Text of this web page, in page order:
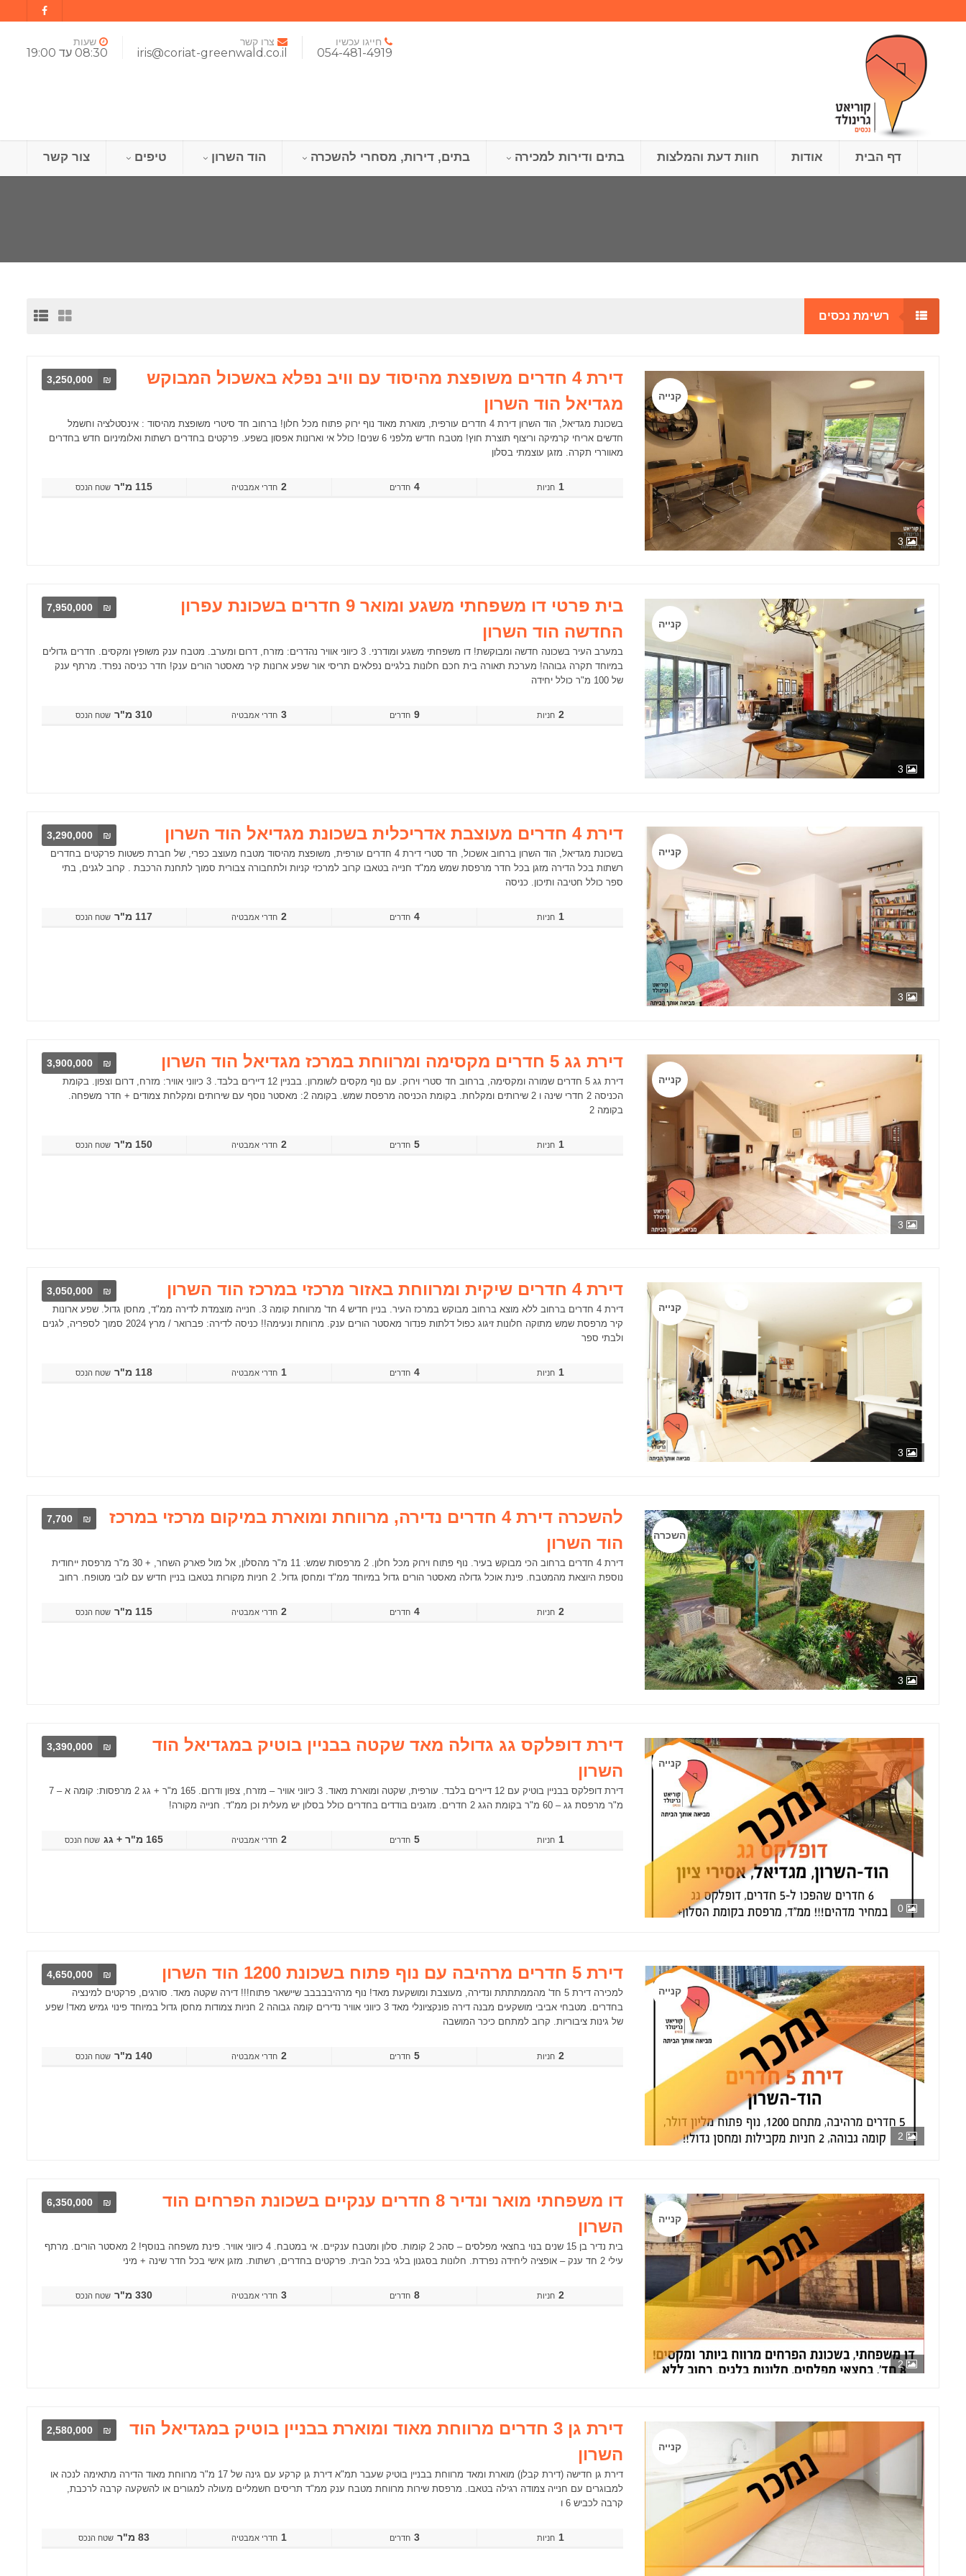
חייגו עכשיו
054-481-4919
צרו קשר
iris@coriat-greenwald.co.il
שעות
08:30 עד 19:00
צור קשר טיפים הוד השרון בתים, דירות, מסחרי להשכרה בתים ודירות למכירה חוות דעת והמלצות אודות דף הבית
רשימת נכסים
קנייה
₪
3,250,000
דירת 4 חדרים משופצת מהיסוד עם וויב נפלא באשכול המבוקש
מגדיאל הוד השרון
בשכונת מגדיאל, הוד השרון דירת 4 חדרים עורפית, מוארת מאוד נוף ירוק פתוח מכל חלון! ברחוב חד סיטרי משופצת מהיסוד : אינסטלציה וחשמל
חדשים אריחי קרמיקה וריצוף תוצרת חוץ! מטבח חדיש מלפני 6 שנים! כולל אי וארונות אפסון בשפע. פרקטים בחדרים רשתות ואלומיניום חדש בחדרים
מאווררי תקרה. מזגן עוצמתי בסלון
115 מ"ר שטח הנכס 2 4 חדרים 1 ‎חניות
קנייה
₪
7,950,000
בית פרטי דו משפחתי משגע ומואר 9 חדרים בשכונת עפרון
החדשה הוד השרון
במערב העיר בשכונה חדשה ומבוקשת! דו משפחתי משגע ומודרני. 3 כיווני אוויר נהדרים: מזרח, דרום ומערב. מטבח ענק משופץ ומקסים. חדרים גדולים
במיוחד תקרה גבוהה! מערכת תאורה בית חכם חלונות בלגיים נפלאים תריסי אור שפע ארונות קיר מאסטר הורים ענק! חדר כניסה נפרד. מרתף ענק
של 100 מ"ר כולל יחידה
310 מ"ר שטח הנכס 3 9 חדרים 2 ‎חניות
קנייה
₪
3,290,000 דירת 4 חדרים מעוצבת אדריכלית בשכונת מגדיאל הוד השרון
בשכונת מגדיאל, הוד השרון ברחוב אשכול, חד סטרי דירת 4 חדרים עורפית, משופצת מהיסוד מטבח מעוצב כפרי, של חברת פשטות פרקטים בחדרים
רשתות בכל הדירה מזגן בכל חדר מרפסת שמש ממ"ד חנייה בטאבו קרוב למרכזי קניות ולתחבורה צבורית סמוך לתחנת הרכבת . קרוב לגנים, בתי
ספר כולל חטיבה ותיכון. כניסה
117 מ"ר שטח הנכס 2 4 חדרים 1 ‎חניות
קנייה
₪
3,900,000 דירת גג 5 חדרים מקסימה ומרווחת במרכז מגדיאל הוד השרון
דירת גג 5 חדרים שמורה ומקסימה, ברחוב חד סטרי וירוק. עם נוף מקסים לשומרון. בבניין 12 דיירים בלבד. 3 כיווני אוויר: מזרח, דרום וצפון. בקומת
הכניסה 2 חדרי שינה ו 2 שירותים ומקלחת. בקומת הכניסה מרפסת שמש. בקומה 2: מאסטר נוסף עם שירותים ומקלחת צמודים + חדר משפחה.
בקומה 2
150 מ"ר שטח הנכס 2 5 חדרים 1 ‎חניות
קנייה
₪
3,050,000 דירת 4 חדרים שיקית ומרווחת באזור מרכזי במרכז הוד השרון
דירת 4 חדרים ברחוב ללא מוצא ברחוב מבוקש במרכז העיר. בניין חדיש 4 חד' מרווחת קומה 3. חנייה מוצמדת לדירה ממ"ד, מחסן גדול. שפע ארונות
קיר מרפסת שמש מתוקה חלונות זיגוג כפול דלתות פנדור מאסטר הורים ענק. מרווחת ונעימה!! כניסה לדירה: פברואר / מרץ 2024 סמוך לספריה, לגנים
ולבתי ספר
118 מ"ר שטח הנכס 1 4 חדרים 1 ‎חניות
השכרה
₪
7,700
להשכרה דירת 4 חדרים נדירה, מרווחת ומוארת במיקום מרכזי במרכז
הוד השרון
דירת 4 חדרים ברחוב הכי מבוקש בעיר. נוף פתוח וירוק מכל חלון. 2 מרפסות שמש: 11 מ"ר מהסלון, אל מול פארק השחר, + 30 מ"ר מרפסת ייחודית
נוספת היוצאת מהמטבח. פינת אוכל גדולה מאסטר הורים גדול במיוחד ממ"ד ומחסן גדול. 2 חניות מקורות בטאבו בניין חדיש עם לובי מטופח. רחוב
115 מ"ר שטח הנכס 2 4 חדרים 2 ‎חניות
קנייה
₪
3,390,000
דירת דופלקס גג גדולה מאד שקטה בבניין בוטיק במגדיאל הוד
השרון
דירת דופלקס בבניין בוטיק עם 12 דיירים בלבד. עורפית, שקטה ומוארת מאוד. 3 כיווני אוויר – מזרח, צפון ודרום. 165 מ"ר + גג 2 מרפסות: קומה א – 7
מ"ר מרפסת גג – 60 מ"ר בקומת הגג 2 חדרים. מזגנים בודדים בחדרים כולל בסלון יש מעלית וכן ממ"ד. חנייה מקורה!
165 מ"ר + גג שטח הנכס 2 5 חדרים 1 ‎חניות
קנייה
₪
4,650,000 דירת 5 חדרים מרהיבה עם נוף פתוח בשכונת 1200 הוד השרון
למכירה דירת 5 חד' מהממתתתת ונדירה, מעוצבת ומושקעת מאד! נוף מרהיבבבבב שיישאר פתוח!!! דירה שקטה מאד. סורגים, פרקטים למינציה
בחדרים. מטבחי אביבי מושקעים מבנה דירה פונקציונלי מאד 3 כיווני אוויר נדירים קומה גבוהה 2 חניות צמודות מחסן גדול במיוחד פינוי גמיש מאד! שפע
של גינות ציבוריות. קרוב למתחם כיכר המושבה
140 מ"ר שטח הנכס 2 5 חדרים 2 ‎חניות
2
קנייה
₪
6,350,000
דו משפחתי מואר ונדיר 8 חדרים ענקיים בשכונת הפרחים הוד
השרון
בית נדיר בן 15 שנים בנוי בחצאי מפלסים – סהכ 2 קומות. סלון ומטבח ענקיים. אי במטבח. 4 כיווני אוויר. פינת משפחה בנוסף! 2 מאסטר הורים. מרתף
עילי 2 חד ענק – אופציה ליחידה נפרדת. חלונות בסגנון בלגי בכל הבית. פרקטים בחדרים, רשתות. מזגן אישי בכל חדר שינה + מיני
330 מ"ר שטח הנכס 3 8 חדרים 2 ‎חניות
קנייה
₪
2,580,000
דירת גן 3 חדרים מרווחת מאוד ומוארת בבניין בוטיק במגדיאל הוד
השרון
דירת גן חדישה (דירת קבלן) מוארת ומאד מרווחת בבניין בוטיק שעבר תמ"א דירת גן קרקע עם גינה של 17 מ"ר מרווחת מאוד הדירה מתאימה לנכה או
למבוגרים עם חנייה צמודה רגילה בטאבו. מרפסת שירות מרווחת מטבח ענק ממ"ד תריסים חשמליים מעולה למגורים או להשקעה קרבה לרכבת,
קרבה לכביש 6 ו
83 מ"ר שטח הנכס 1 3 חדרים 1 ‎חניות